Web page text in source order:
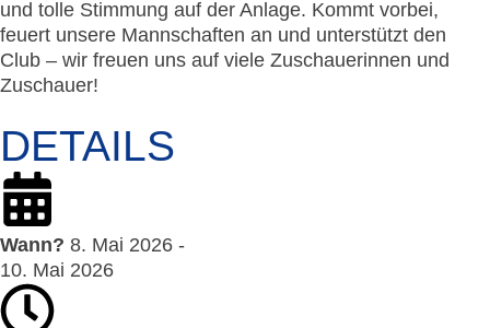
und tolle Stimmung auf der Anlage. Kommt vorbei,
feuert unsere Mannschaften an und unterstützt den
Club – wir freuen uns auf viele Zuschauerinnen und
Zuschauer!
DETAILS
Wann? 8. Mai 2026 -
10. Mai 2026